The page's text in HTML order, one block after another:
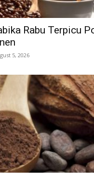
Rabu Terpicu
5, 2026